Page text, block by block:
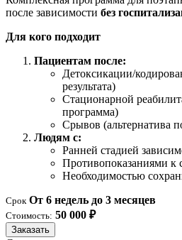
после зависимости без
Для кого подходит
Пациентам после:
Детоксикации/
результата)
Стационарной
программа)
Срывов (альтернатива
Людям с:
Ранней стадией
Противопоказаниями к
Необходимостью
Срок От 6 недель до 3 месяцев
Стоимость: 50 000 ₽
Заказать